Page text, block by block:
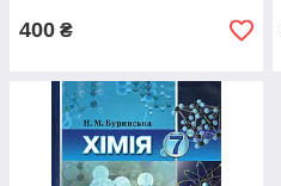
400 ₴